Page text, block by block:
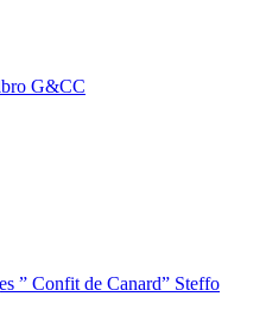
G&CC
” Confit de Canard” Steffo